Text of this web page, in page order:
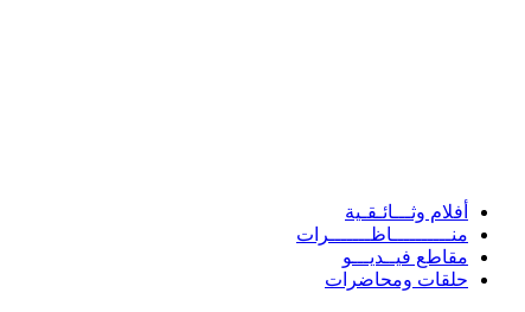
أفلام وثـــائـقـية
منــــــــــاظـــــــرات
مقاطع فيــديـــو
حلقات ومحاضرات